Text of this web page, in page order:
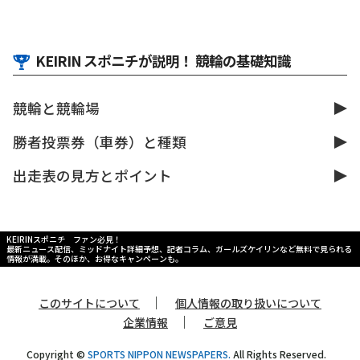
KEIRIN スポニチが説明！ 競輪の基礎知識
競輪と競輪場
勝者投票券（車券）と種類
出走表の見方とポイント
KEIRINスポニチ ファン必見！
最新ニュース配信、ミッドナイト詳細予想、記者コラム、ガールズケイリンなど無料で見られる
情報が満載。そのほか、お得なキャンペーンも。
このサイトについて ｜
個人情報の取り扱いについて
企業情報
｜ ご意見
Copyright © SPORTS NIPPON NEWSPAPERS. All Rights Reserved.